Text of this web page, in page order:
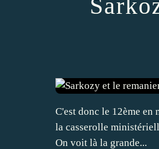
C'est donc le 12ème
la casserolle
On voit là la grande...